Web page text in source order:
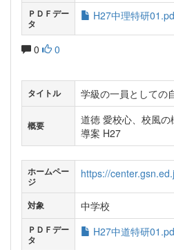
ＰＤＦデー
タ
H27中理特研
0 0
タイトル 学級の一員としての
概要
道徳 愛校心、校風
導案 H27
ホームペー
ジ
https://
対象 中学校
ＰＤＦデー
タ
H27中道特研